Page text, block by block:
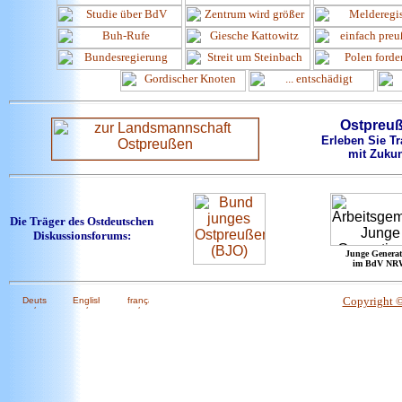
Erleben Sie
mit
Die Träger des Ostdeutschen
Diskussionsforums:
Junge
im BdV
Copyright